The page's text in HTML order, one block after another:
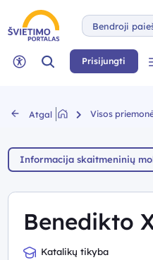
Bendroji
Neįgaliųjų rėžimas
Paieška Prisijungti
Atgal Visos
Informacija skaitmeninių
Benedikto
Katalikų tikyba